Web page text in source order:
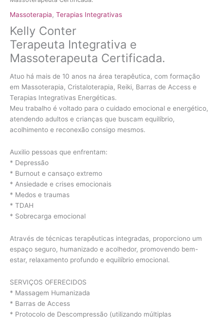
Massoterapia, Terapias Integrativas
Kelly Conter
Terapeuta Integrativa e
Massoterapeuta Certificada.
Atuo há mais de 10 anos na área terapêutica, com formação
em Massoterapia, Cristaloterapia, Reiki, Barras de Access e
Terapias Integrativas Energéticas.
Meu trabalho é voltado para o cuidado emocional e energético,
atendendo adultos e crianças que buscam equilíbrio,
acolhimento e reconexão consigo mesmos.
Auxilio pessoas que enfrentam:
* Depressão
* Burnout e cansaço extremo
* Ansiedade e crises emocionais
* Medos e traumas
* TDAH
* Sobrecarga emocional
Através de técnicas terapêuticas integradas, proporciono um
espaço seguro, humanizado e acolhedor, promovendo bem-
estar, relaxamento profundo e equilíbrio emocional.
SERVIÇOS OFERECIDOS
* Massagem Humanizada
* Barras de Access
* Protocolo de Descompressão (utilizando múltiplas